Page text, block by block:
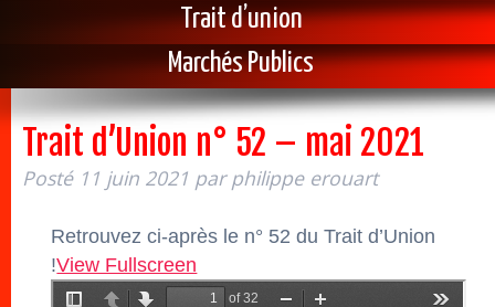
Trait d’union
Marchés Publics
Trait d’Union n° 52 – mai 2021
Posté 11 juin 2021 par philippe erouart
Retrouvez ci-après le n° 52 du Trait d’Union
!View Fullscreen